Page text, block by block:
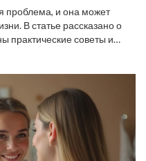
проблема, и она может
В статье рассказано о
практические советы и
неприятностью. Узнайте,
простых шагов и